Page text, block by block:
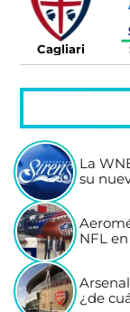
Cagliari
La
su
NFL
¿de